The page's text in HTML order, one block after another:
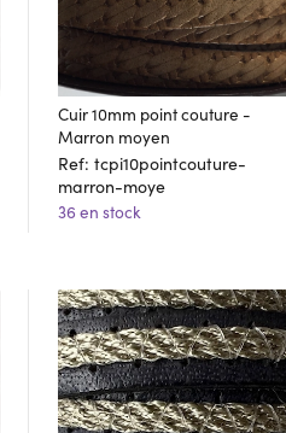
Cuir 10mm point couture -
Marron moyen
Ref: tcpi10pointcouture-
marron-moye
36 en stock